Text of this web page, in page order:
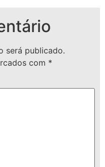
será publicado.
com *